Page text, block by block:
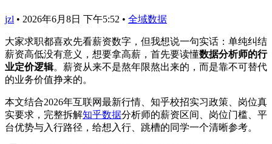
jzl • 2026年6月8日 下午5:52 • 全域数据
大家求职都喜欢先看薪资数字，但我想说一句实话：单纯纠结
薪资高低没有意义，想要拿高薪，首先要读懂数据分析师的行
业定价逻辑。薪资从来不是熬年限熬出来的，而是靠不可替代
的业务价值挣来的。
本文结合2026年互联网最新行情、知乎校招实习政策、岗位真
实要求，完整拆解知乎数据分析师的薪资区间、岗位门槛、平
台优势与入行路径，给想入行、跳槽的同学一个清晰参考。